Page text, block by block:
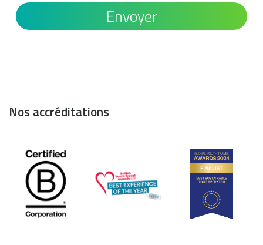
Nos accréditations